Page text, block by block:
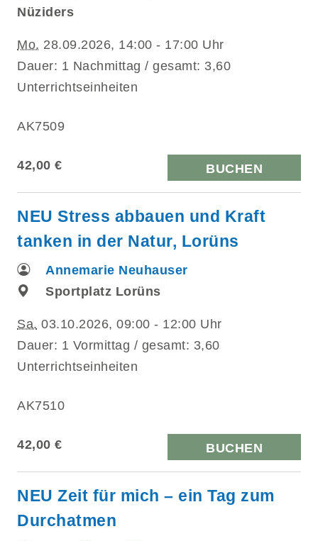
Nüziders
Mo. 28.09.2026, 14:00 - 17:00 Uhr
Dauer: 1 Nachmittag / gesamt: 3,60
Unterrichtseinheiten
AK7509
42,00 € BUCHEN
NEU Stress abbauen und Kraft
tanken in der Natur, Lorüns
Annemarie Neuhauser
Sportplatz Lorüns
Sa. 03.10.2026, 09:00 - 12:00 Uhr
Dauer: 1 Vormittag / gesamt: 3,60
Unterrichtseinheiten
AK7510
42,00 € BUCHEN
NEU Zeit für mich – ein Tag zum
Durchatmen